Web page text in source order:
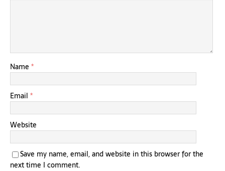
Name *
Email *
Website
Save my name, email, and website in this browser for the
next time I comment.